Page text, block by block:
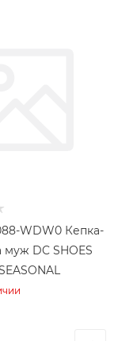
WDW0 Кепка-
муж DC SHOES